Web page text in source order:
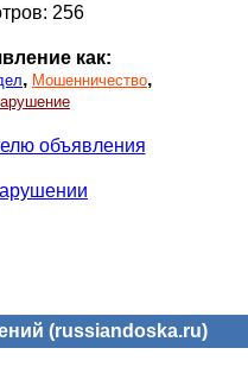
256
как:
, Мошенничество,
объявления
(russiandoska.ru)